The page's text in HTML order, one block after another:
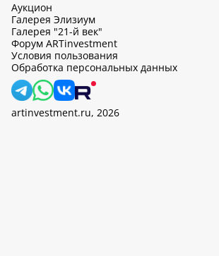
Аукцион
Галерея Элизиум
Галерея "21-й век"
Форум ARTinvestment
Условия пользования
Обработка персональных данных
artinvestment.ru, 2026